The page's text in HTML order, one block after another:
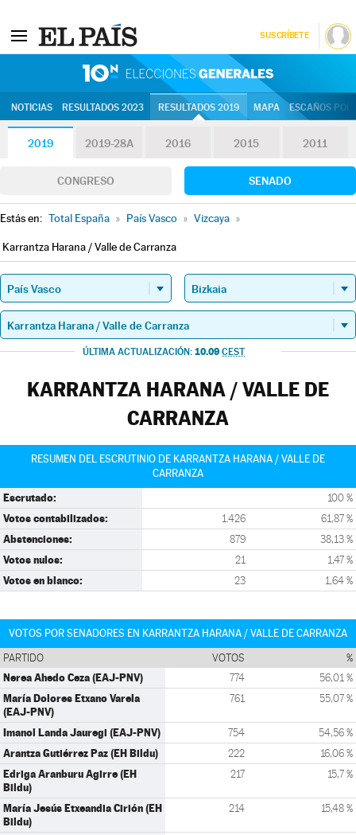
SUSCRÍBETE
NOTICIAS RESULTADOS 2023 RESULTADOS 2019 MAPA ESCAÑOS
2019 2019-28A 2016 2015 2011
CONGRESO SENADO
Estás en: Total España » País Vasco » Vizcaya »
Karrantza Harana / Valle de Carranza
ÚLTIMA ACTUALIZACIÓN: 10.09 CEST
KARRANTZA HARANA / VALLE DE
CARRANZA
RESUMEN DEL ESCRUTINIO DE KARRANTZA HARANA / VALLE DE
CARRANZA
Escrutado: 100 %
Votos contabilizados: 1.426 61,87 %
Abstenciones: 879 38,13 %
Votos nulos: 21 1,47 %
Votos en blanco: 23 1,64 %
VOTOS POR SENADORES EN KARRANTZA HARANA / VALLE DE CARRANZA
PARTIDO VOTOS %
Nerea Ahedo Ceza (EAJ-PNV) 774 56,01 %
María Dolores Etxano Varela
(EAJ-PNV)
761 55,07 %
Imanol Landa Jauregi (EAJ-PNV) 754 54,56 %
Arantza Gutiérrez Paz (EH Bildu) 222 16,06 %
Edriga Aranburu Agirre (EH
Bildu)
217 15,7 %
María Jesús Etxeandia Cirión (EH
Bildu)
214 15,48 %